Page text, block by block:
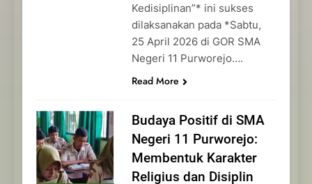
Kedisiplinan”* ini sukses
dilaksanakan pada *Sabtu,
25 April 2026 di GOR SMA
Negeri 11 Purworejo….
Read More
Budaya Positif di SMA
Negeri 11 Purworejo:
Membentuk Karakter
Religius dan Disiplin